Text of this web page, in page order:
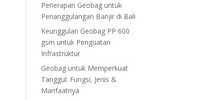
Penerapan Geobag untuk
Penanggulangan Banjir di Bali
Keunggulan Geobag PP 600
gsm untuk Penguatan
Infrastruktur
Geobag untuk Memperkuat
Tanggul: Fungsi, Jenis &
Manfaatnya